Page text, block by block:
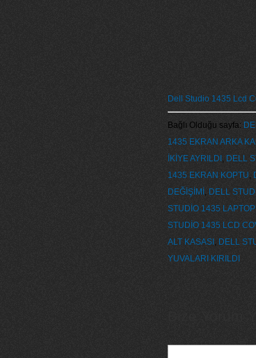
Dell Studio 1435 Lcd
Bağlı Olduğu sayfa:
1435 EKRAN ARKA
İKİYE AYRILDI , DELL
1435 EKRAN KOPTU,
DEĞİŞİMİ , DELL
STUDİO 1435
STUDİO 1435 LCD
ALT KASASI , DELL
YUVALARI KIRILDI